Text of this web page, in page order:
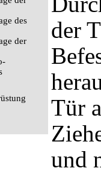
des
der
der
Tür
und